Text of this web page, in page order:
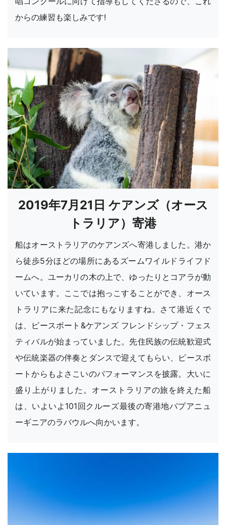
からの練習も楽しみです!
2019年7月21日 ケアンズ（オース
トラリア）寄港
船はオーストラリアのケアンズへ寄港しました。港か
ら徒歩5分ほどの場所にあるズームワイルドライフド
ームへ。ユーカリの木の上で、ゆったりとコアラが動
いています。ここでは抱っこすることができ、オース
トラリアに来た記念にもなりますね。さて港近くで
は、ピースボート&ケアンズ フレンドシップ・フェス
ティバルが始まっていました。先住民族の伝統歓迎式
や伝統楽器の伴奏とダンスで迎えてもらい、ピースボ
ートからもよさこいのパフォーマンスを披露。大いに
盛り上がりました。オーストラリアの旅を終えた船
は、いよいよ101回クルーズ最後の寄港地パプアニュ
ーギニアのラバウルへ向かいます。